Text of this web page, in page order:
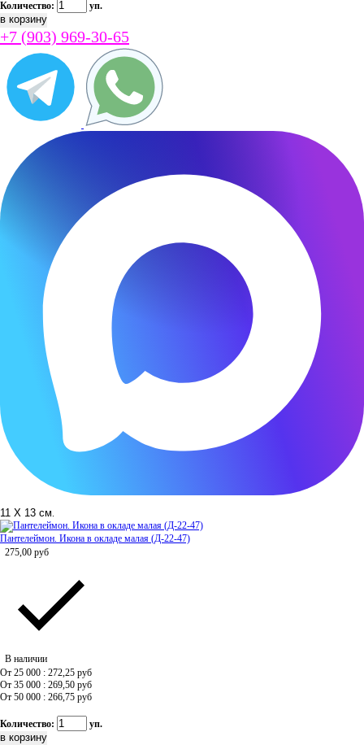
Количество: уп.
+7 (903) 969-30-65
11 Х 13 см.
Пантелеймон. Икона в окладе малая (Д-22-47)
275,00 руб
В наличии
От 25 000 : 272,25 руб
От 35 000 : 269,50 руб
От 50 000 : 266,75 руб
Количество: уп.